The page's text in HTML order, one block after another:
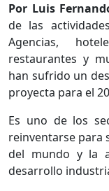
Por Luis
de las
Agencias,
restaurantes y
han sufrido un
proyecta para el
Es uno de los
reinventarse para
del mundo y la
desarrollo